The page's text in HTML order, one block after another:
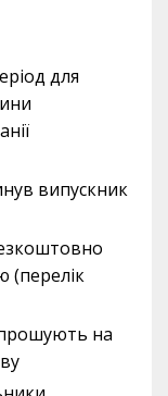
для
випускник
(перелік
на